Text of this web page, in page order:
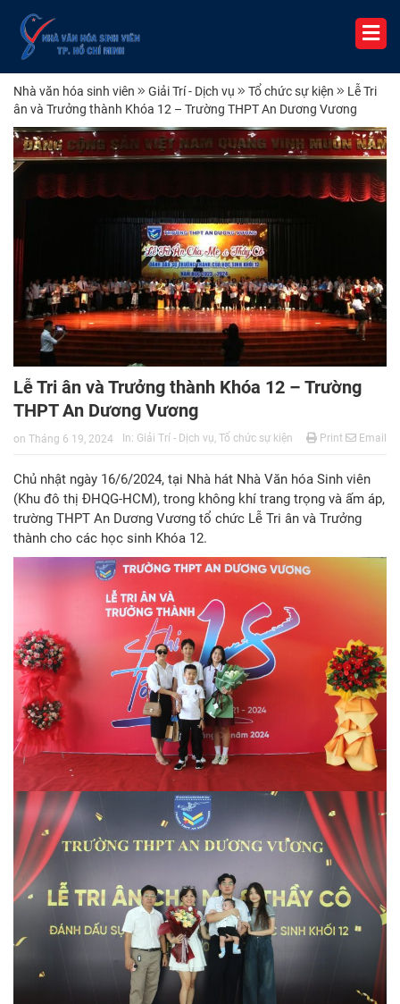
Nhà văn hóa sinh viên Giải Trí - Dịch vụ Tổ chức sự kiện
Lễ Tri
ân và Trưởng thành Khóa 12 – Trường THPT An Dương Vương
Lễ Tri ân và Trưởng thành Khóa 12 – Trường
THPT An Dương Vương
on Tháng 6 19, 2024 In: Giải Trí - Dịch vụ Tổ chức sự kiện Print Email
Chủ nhật ngày 16/6/2024, tại Nhà hát Nhà Văn hóa Sinh viên
(Khu đô thị ĐHQG-HCM), trong không khí trang trọng và ấm áp,
trường THPT An Dương Vương tổ chức Lễ Tri ân và Trưởng
thành cho các học sinh Khóa 12.